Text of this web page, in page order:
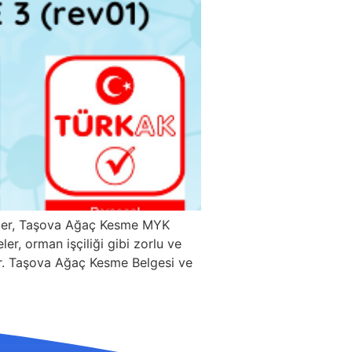
Taşova Ağaç Kesme MYK
orman işçiliği gibi zorlu ve
Ağaç Kesme Belgesi ve